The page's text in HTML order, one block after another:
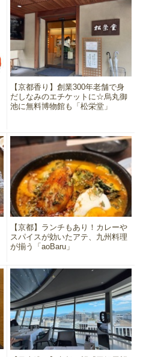
【京都香り】創業300年老舗で身
だしなみのエチケットに☆烏丸御
池に無料博物館も「松栄堂」
【京都】ランチもあり！カレーや
スパイスが効いたアテ、九州料理
が揃う「aoBaru」